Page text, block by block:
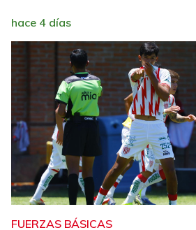
hace 4 días
FUERZAS BÁSICAS